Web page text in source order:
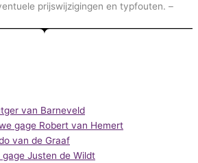
prijswijzigingen en typfouten. –
van Barneveld
gage Robert van Hemert
van de Graaf
Justen de Wildt